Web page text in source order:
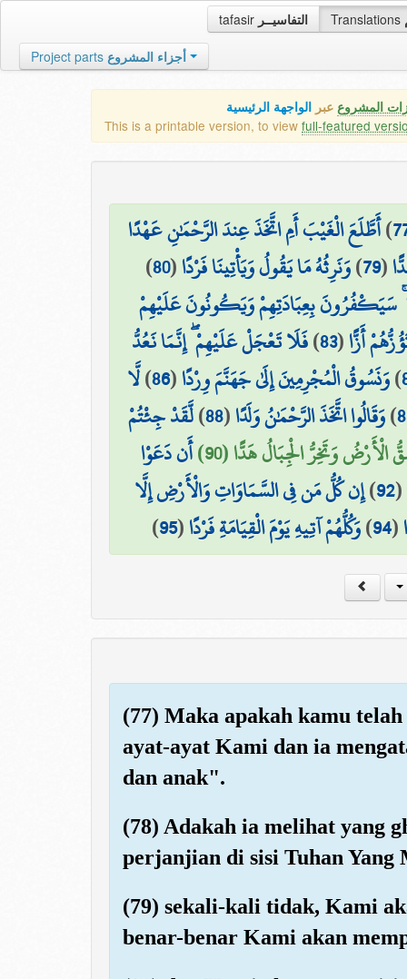
tafasir التفاسيــر Translations
Project parts أجزاء المشروع
المشروع عبر الواجهة الرئيسية
This is a printable version, to view full-featured
)أَطَّلَعَ الْغَيْبَ أَمِ اتَّخَذَ عِندَ الرَّحْمَٰنِ عَهْدًا
(
79
)وَنَرِثُهُ مَا يَقُولُ وَيَأْتِينَا فَرْدًا(
80
)
سَيَكْفُرُونَ بِعِبَادَتِهِمْ وَيَكُونُونَ عَلَيْهِمْ
أَزًّا(
83
)فَلَا تَعْجَلْ عَلَيْهِمْ ۖ إِنَّمَا نَعُدُّ
)وَنَسُوقُ الْمُجْرِمِينَ إِلَىٰ جَهَنَّمَ وِرْدًا(
86
)لَّا
)وَقَالُوا اتَّخَذَ الرَّحْمَٰنُ وَلَدًا(
88
)لَّقَدْ جِئْتُمْ
وَتَخِرُّ الْجِبَالُ هَدًّا (90)
أَن دَعَوْا
(
92
)إِن كُلُّ مَن فِي السَّمَاوَاتِ وَالْأَرْضِ إِلَّا
(
94
)وَكُلُّهُمْ آتِيهِ يَوْمَ الْقِيَامَةِ فَرْدًا(
95
)
(77) Maka apakah kamu
ayat-ayat Kami dan ia
dan anak".
(78) Adakah ia melihat yang
perjanjian di sisi Tuhan Yang
(79) sekali-kali tidak, Kami
benar-benar Kami akan